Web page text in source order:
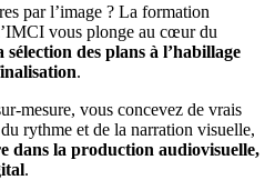
par l’image ? La formation
vous plonge au cœur du
des plans à l’habillage
.
mesure, vous concevez de vrais
rythme et de la narration visuelle,
dans la production audiovisuelle,
.